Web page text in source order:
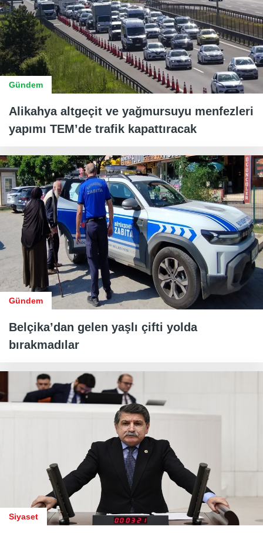
Gündem
Alikahya altgeçit ve yağmursuyu menfezleri
yapımı TEM’de trafik kapattıracak
Gündem
Belçika’dan gelen yaşlı çifti yolda
bırakmadılar
Siyaset